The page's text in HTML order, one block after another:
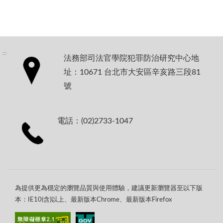
:::
法務部司法官學院犯罪防治研究中心地
址：10671 台北市大安區辛亥路三段81
號
電話：(02)2733-1047
為提供更為穩定的瀏覽品質與使用體驗，建議更新瀏覽器至以下版
本：IE10(含)以上、最新版本Chrome、最新版本Firefox